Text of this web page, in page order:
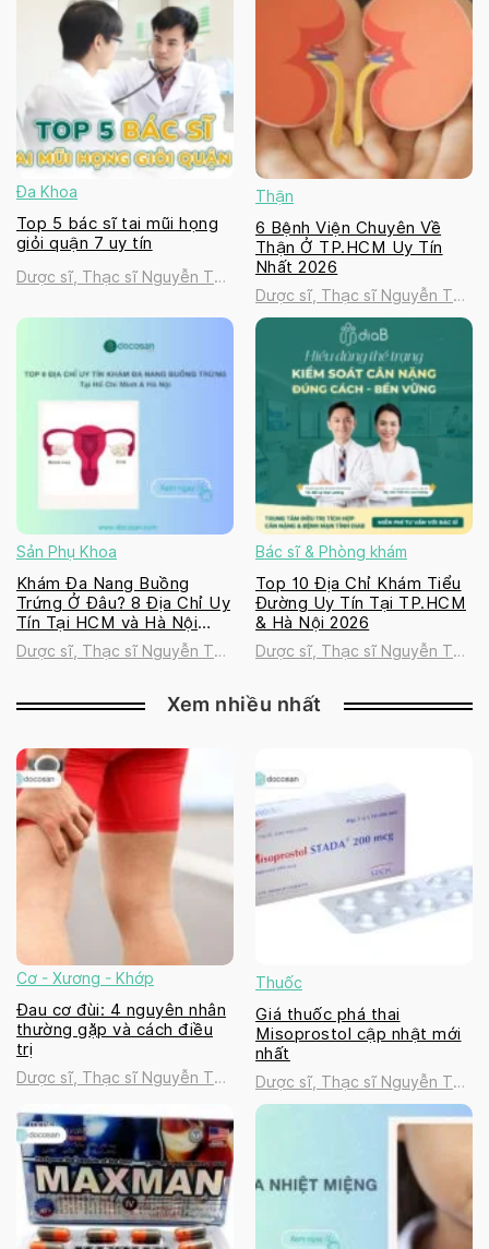
Đa Khoa
Top 5 bác sĩ tai mũi họng
giỏi quận 7 uy tín
Dược sĩ, Thạc sĩ Nguyễn Thị
Thận
6 Bệnh Viện Chuyên Về
Thận Ở TP.HCM Uy Tín
Nhất 2026
Dược sĩ, Thạc sĩ Nguyễn Thị
Thanh Tú
Sản Phụ Khoa
Khám Đa Nang Buồng
Trứng Ở Đâu? 8 Địa Chỉ Uy
Tín Tại HCM và Hà Nội
2026
Dược sĩ, Thạc sĩ Nguyễn Thị
Bác sĩ & Phòng khám
Top 10 Địa Chỉ Khám Tiểu
Đường Uy Tín Tại TP.HCM
& Hà Nội 2026
Dược sĩ, Thạc sĩ Nguyễn Thị
Xem nhiều nhất
Cơ - Xương - Khớp
Đau cơ đùi: 4 nguyên nhân
thường gặp và cách điều
trị
Dược sĩ, Thạc sĩ Nguyễn Thị
Thuốc
Giá thuốc phá thai
Misoprostol cập nhật mới
nhất
Dược sĩ, Thạc sĩ Nguyễn Thị
Thanh Tú